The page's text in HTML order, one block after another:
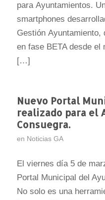
para Ayuntamientos.
smartphones
Gestión Ayuntamiento,
en fase BETA desde el
[…]
Nuevo Portal
realizado para el
Consuegra.
en Noticias GA
El viernes día 5 de
Portal Municipal del
No solo es una